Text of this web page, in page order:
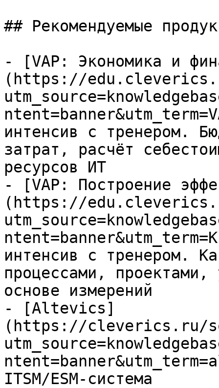
## Рекомендуемые
- [VAP: Экономика и
(https://
интенсив с тренером.
затрат, расчёт
ресурсов ИТ
- [VAP: Построение
(https://
интенсив с тренером.
процессами, проектами,
основе измерений
- [Altevics]
(https://cleverics.ru/
ITSM/ESM-система